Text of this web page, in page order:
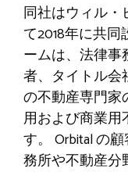
同社はウィル
て2018年に共
ームは、法律
者、タイトル
の不動産専門家
用および商業用
す。 Orbital の
務所や不動産分